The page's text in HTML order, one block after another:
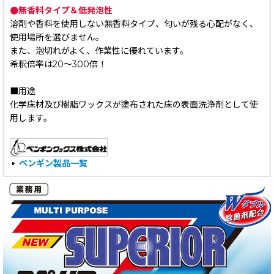
●無香料タイプ＆低発泡性
溶剤や香料を使用しない無香料タイプ、匂いが残る心配がなく、
使用場所を選びません。
また、泡切れがよく、作業性に優れています。
希釈倍率は20〜300倍！
■用途
化学床材及び樹脂ワックスが塗布された床の表面洗浄剤として使
用します。
ペンギン製品一覧